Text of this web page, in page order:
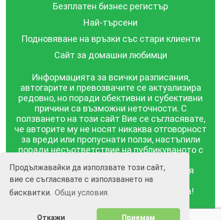
Продължавайки да използвате този сайт,
вие се съгласявате с използването на
бисквитки. Общи условия.
Откажи Приемам
Безплатен бизнес регистър
Най-търсени
Подновяване на връзки със стари клиенти
Сайт за домашни любимци
Информацията за всички разписания,
автогарите и превозвачите се актуализира
редовно, но поради обективни и субективни
причини са възможни неточности. С
ползването на този сайт Вие се съгласявате,
че авторите му не носят никаква отговорност
за вреди или пропуснати ползи, настъпили
поради несъответствие на публикуваното с
публикувана в този сайт се предоставя
такава каквато е, без гаранция за
съответствието ѝ с действителността!
BGrazpisanie.com © 2008 - 2026, Всички права